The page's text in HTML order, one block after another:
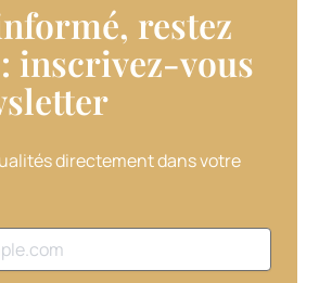
restez
inscrivez-vous
directement dans votre